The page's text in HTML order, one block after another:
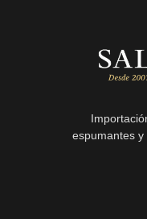
espumantes